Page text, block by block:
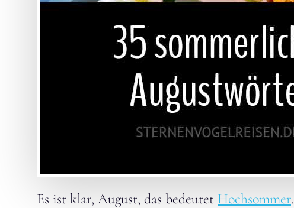
Es ist klar, August, das bedeutet Hochsommer.